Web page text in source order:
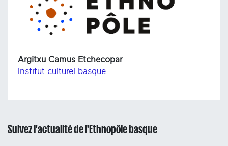
Argitxu Camus Etchecopar
Institut culturel basque
Suivez l'actualité de l'Ethnopôle basque